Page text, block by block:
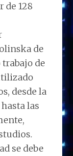
de 128
de
de
desde la
las
se debe